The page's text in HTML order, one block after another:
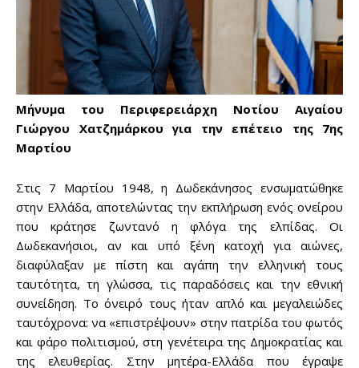
Don't miss
out!
Μήνυμα του Περιφερειάρχη Νοτίου Αιγαίου
Γιώργου Χατζημάρκου για την επέτειο της 7ης
Μαρτίου
Στις 7 Μαρτίου 1948, η Δωδεκάνησος ενσωματώθηκε
στην Ελλάδα, αποτελώντας την εκπλήρωση ενός ονείρου
που κράτησε ζωντανό η φλόγα της ελπίδας. Οι
Δωδεκανήσιοι, αν και υπό ξένη κατοχή για αιώνες,
διαφύλαξαν με πίστη και αγάπη την ελληνική τους
ταυτότητα, τη γλώσσα, τις παραδόσεις και την εθνική
συνείδηση. Το όνειρό τους ήταν απλό και μεγαλειώδες
ταυτόχρονα: να «επιστρέψουν» στην πατρίδα του φωτός
και φάρο πολιτισμού, στη γενέτειρα της Δημοκρατίας και
της ελευθερίας. Στην μητέρα-Ελλάδα που έγραψε